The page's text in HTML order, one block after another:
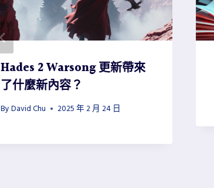
Hades 2 Warsong 更新帶來
了什麼新內容？
By David Chu 2025 年 2 月 24 日